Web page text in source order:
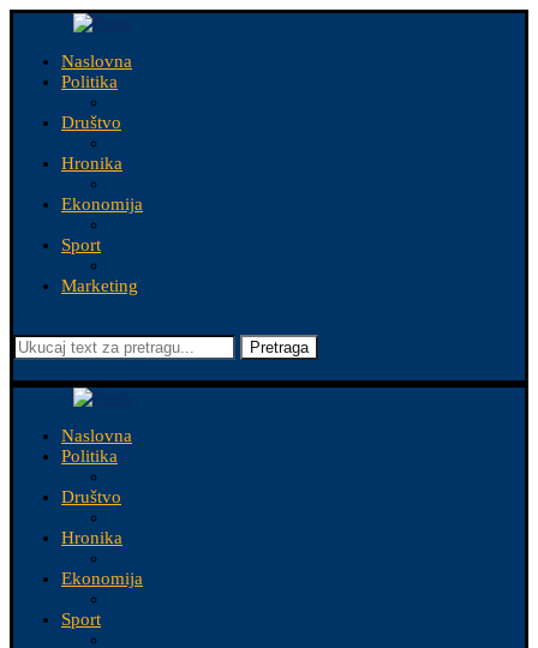
Naslovna
Politika
Društvo
Hronika
Ekonomija
Sport
Marketing
Pretraga
Naslovna
Politika
Društvo
Hronika
Ekonomija
Sport